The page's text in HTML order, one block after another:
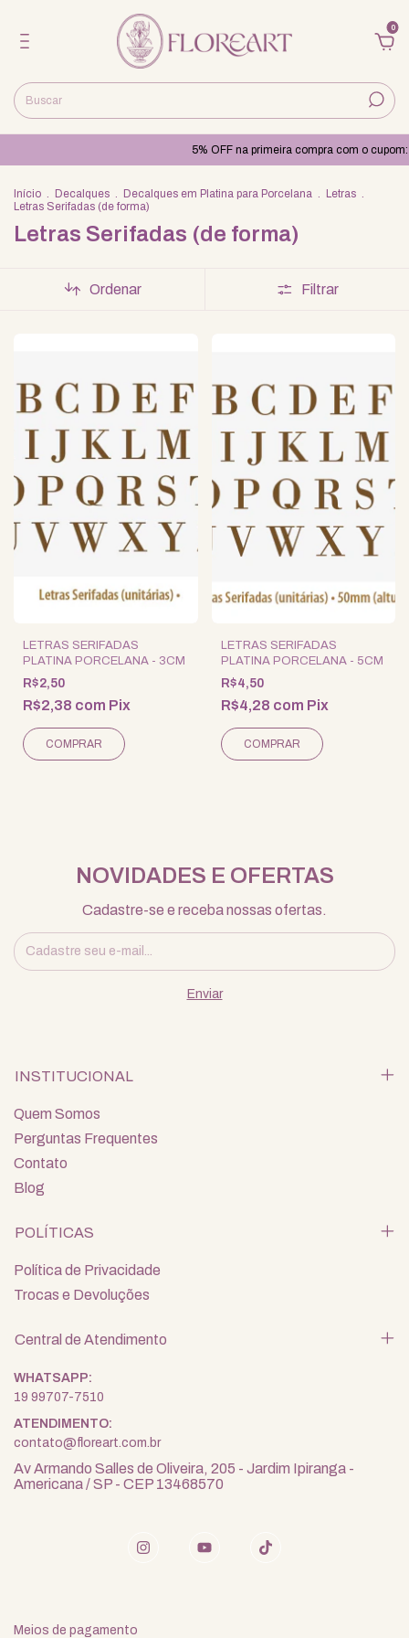
0
5% OFF na primeira compra com o cupom:
Início . Decalques . Decalques em Platina para Porcelana . Letras .
Letras Serifadas (de forma)
Letras Serifadas (de forma)
Ordenar Filtrar
LETRAS SERIFADAS
PLATINA PORCELANA - 3CM
R$2,50
R$2,38 com Pix
COMPRAR
LETRAS SERIFADAS
PLATINA PORCELANA - 5CM
R$4,50
R$4,28 com Pix
COMPRAR
NOVIDADES E OFERTAS
Cadastre-se e receba nossas ofertas.
INSTITUCIONAL
Quem Somos
Perguntas Frequentes
Contato
Blog
POLÍTICAS
Política de Privacidade
Trocas e Devoluções
Central de Atendimento
19 99707-7510
contato@floreart.com.br
Av Armando Salles de Oliveira, 205 - Jardim Ipiranga -
Americana / SP - CEP 13468570
Meios de pagamento